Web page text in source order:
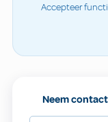
Accepteer
Neem